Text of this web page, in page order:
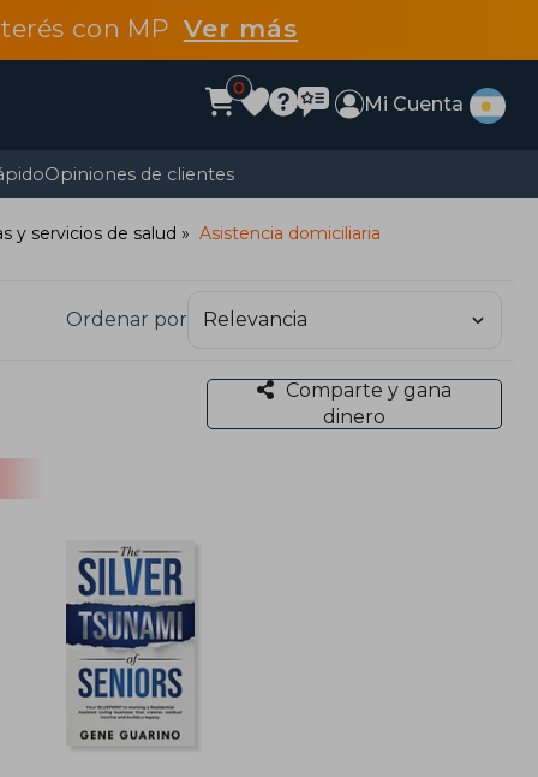
con MP Ver más
0
Mi Cuenta
Opiniones de clientes
y servicios de salud Asistencia domiciliaria
Ordenar por
Comparte y gana
dinero